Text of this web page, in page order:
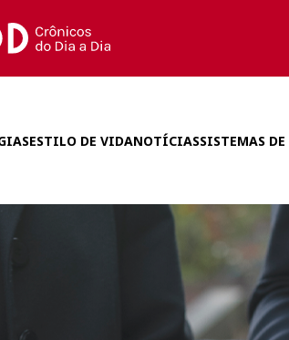
ESTILO DE VIDANOTÍCIASSISTEMAS DE